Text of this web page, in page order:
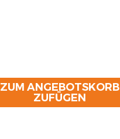
ZUM ANGEBOTSKORB
ZUFÜGEN